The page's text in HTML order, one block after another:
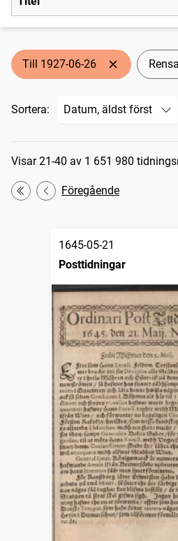
Till 1927-06-26
Sortera:
Sökresultat
Visar 21-40 av 1 651 980
Första
Föregående
1645-05-21
Posttidningar